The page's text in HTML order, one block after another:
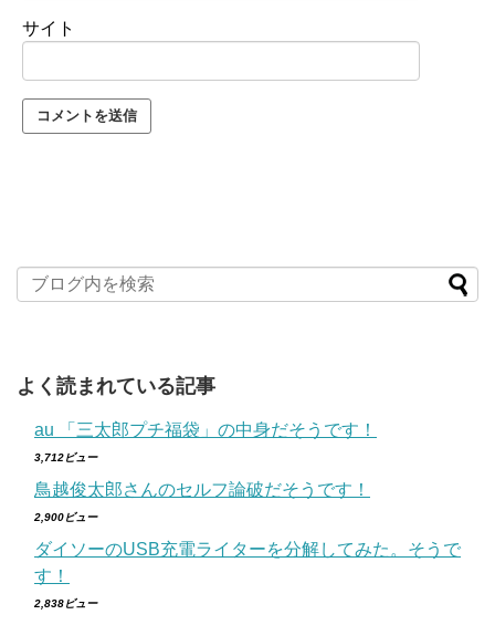
サイト
よく読まれている記事
au 「三太郎プチ福袋」の中身だそうです！
3,712ビュー
鳥越俊太郎さんのセルフ論破だそうです！
2,900ビュー
ダイソーのUSB充電ライターを分解してみた。そうで
す！
2,838ビュー